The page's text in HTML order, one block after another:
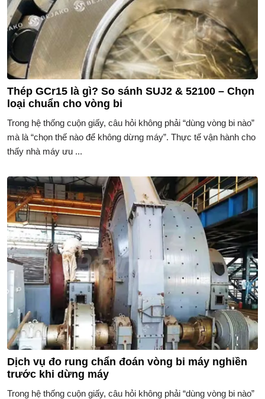
Thép GCr15 là gì? So sánh SUJ2 & 52100 – Chọn
loại chuẩn cho vòng bi
Trong hệ thống cuộn giấy, câu hỏi không phải “dùng vòng bi nào”
mà là “chọn thế nào để không dừng máy”. Thực tế vận hành cho
thấy nhà máy ưu ...
Dịch vụ đo rung chẩn đoán vòng bi máy nghiền
trước khi dừng máy
Trong hệ thống cuộn giấy, câu hỏi không phải “dùng vòng bi nào”